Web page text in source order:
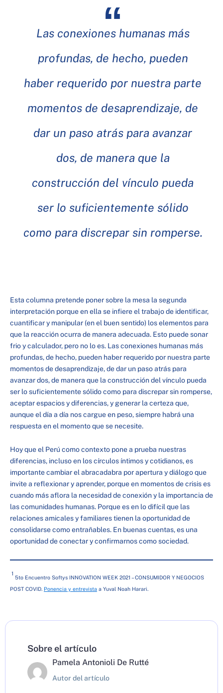
Las conexiones humanas más
profundas, de hecho, pueden
haber requerido por nuestra parte
momentos de desaprendizaje, de
dar un paso atrás para avanzar
dos, de manera que la
construcción del vínculo pueda
ser lo suficientemente sólido
como para discrepar sin romperse.
Esta columna pretende poner sobre la mesa la segunda
interpretación porque en ella se infiere el trabajo de identificar,
cuantificar y manipular (en el buen sentido) los elementos para
que la reacción ocurra de manera adecuada. Esto puede sonar
frio y calculador, pero no lo es. Las conexiones humanas más
profundas, de hecho, pueden haber requerido por nuestra parte
momentos de desaprendizaje, de dar un paso atrás para
avanzar dos, de manera que la construcción del vínculo pueda
ser lo suficientemente sólido como para discrepar sin romperse,
aceptar espacios y diferencias, y generar la certeza que,
aunque el día a día nos cargue en peso, siempre habrá una
respuesta en el momento que se necesite.
Hoy que el Perú como contexto pone a prueba nuestras
diferencias, incluso en los círculos íntimos y cotidianos, es
importante cambiar el abracadabra por apertura y diálogo que
invite a reflexionar y aprender, porque en momentos de crisis es
cuando más aflora la necesidad de conexión y la importancia de
las comunidades humanas. Porque es en lo difícil que las
relaciones amicales y familiares tienen la oportunidad de
consolidarse como entrañables. En buenas cuentas, es una
oportunidad de conectar y confirmarnos como sociedad.
1
5to Encuentro Softys INNOVATION WEEK 2021 – CONSUMIDOR Y NEGOCIOS
POST COVID. Ponencia y entrevista a Yuval Noah Harari.
Sobre el artículo
Pamela Antonioli De Rutté
Autor del artículo